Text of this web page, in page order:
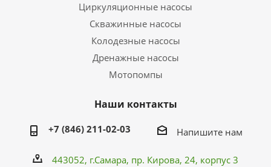
Циркуляционные насосы
Скважинные насосы
Колодезные насосы
Дренажные насосы
Мотопомпы
Наши контакты
+7 (846) 211-02-03 Напишите нам
443052, г.Самара, пр. Кирова, 24, корпус 3